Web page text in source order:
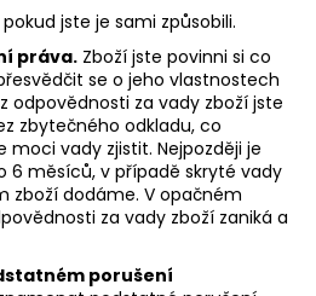
jste je sami způsobili.
práva. Zboží jste povinni si co
se o jeho vlastnostech
odpovědnosti za vady zboží jste
zbytečného odkladu, co
vady zjistit. Nejpozději je
6 měsíců, v případě skryté vady
zboží dodáme. V opačném
za vady zboží zaniká a
porušení